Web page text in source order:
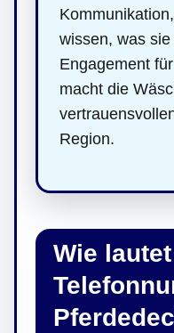
wissen, was
Engagement
macht die
Region.
Wie